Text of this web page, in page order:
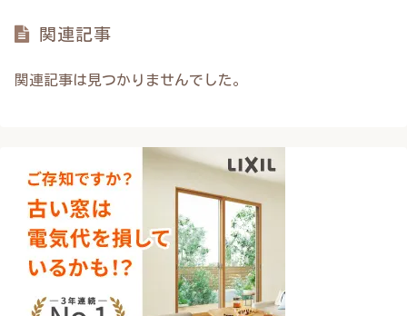
関連記事
関連記事は見つかりませんでした。